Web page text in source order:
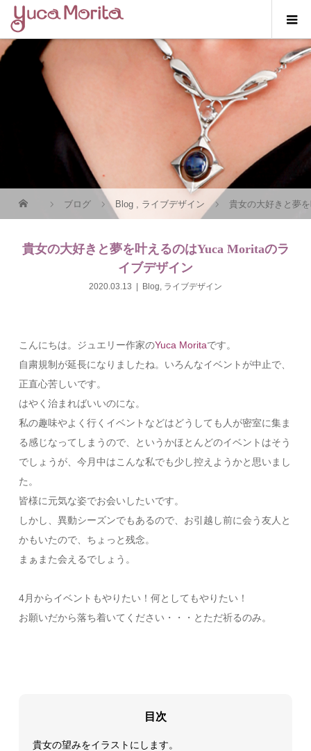
ブログ Blog , ライブデザイン 貴女の大好きと夢
貴女の大好きと夢を叶えるのはYuca Moritaのラ
イブデザイン
2020.03.13 Blog, ライブデザイン
こんにちは。ジュエリー作家のYuca Moritaです。
自粛規制が延長になりましたね。いろんなイベントが中止で、
正直心苦しいです。
はやく治まればいいのにな。
私の趣味やよく行くイベントなどはどうしても人が密室に集ま
る感じなってしまうので、というかほとんどのイベントはそう
でしょうが、今月中はこんな私でも少し控えようかと思いまし
た。
皆様に元気な姿でお会いしたいです。
しかし、異動シーズンでもあるので、お引越し前に会う友人と
かもいたので、ちょっと残念。
まぁまた会えるでしょう。
4月からイベントもやりたい！何としてもやりたい！
お願いだから落ち着いてください・・・とただ祈るのみ。
目次
貴女の望みをイラストにします。